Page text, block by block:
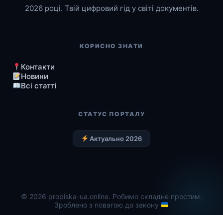
2026 році. Твій цифровий гід у світі документів.
КОРИСНО ЗНАТИ
Контакти
Новини
Всі статті
СТАТУС ПОРТАЛУ
Актуально 2026
© 2026 propiska-ua.online. Робимо складне простим.
Зроблено з повагою до закону